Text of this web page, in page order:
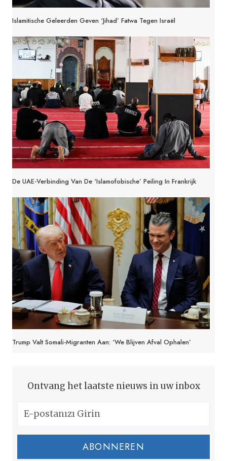
Islamitische Geleerden Geven ‘jihad’ Fatwa Tegen Israël
De UAE-Verbinding Van De ‘islamofobische’ Peiling In Frankrijk
Trump Valt Somali-Migranten Aan: ‘We Blijven Afval Ophalen’
Ontvang het laatste nieuws in uw inbox
ABONNEREN